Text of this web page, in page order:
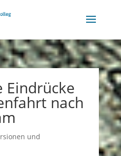
Eindrücke
nach
und